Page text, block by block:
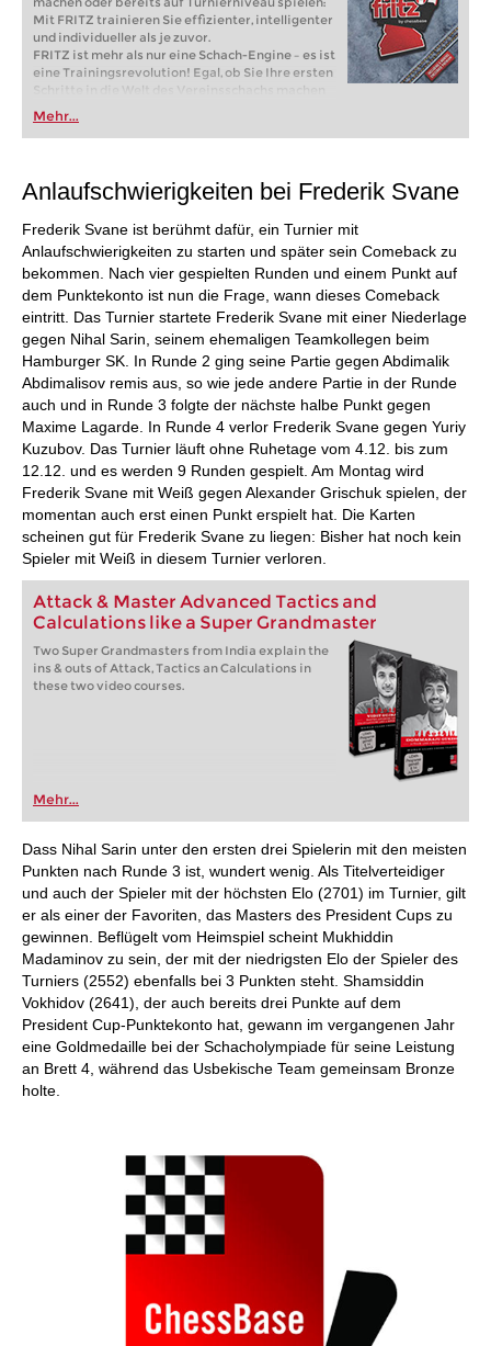
Mit FRITZ trainieren Sie effizienter, intelligenter
und individueller als je zuvor.
FRITZ ist mehr als nur eine Schach-Engine – es ist
eine Trainingsrevolution! Egal, ob Sie Ihre ersten
Schritte in die Welt des Vereinsschachs machen
oder bereits auf Turnierniveau spielen: Mit
FRITZ trainieren Sie effizienter, intelligenter und
individueller als je zuvor.
Mehr...
Anlaufschwierigkeiten bei Frederik Svane
Frederik Svane ist berühmt dafür, ein Turnier mit
Anlaufschwierigkeiten zu starten und später sein Comeback zu
bekommen. Nach vier gespielten Runden und einem Punkt auf
dem Punktekonto ist nun die Frage, wann dieses Comeback
eintritt. Das Turnier startete Frederik Svane mit einer Niederlage
gegen Nihal Sarin, seinem ehemaligen Teamkollegen beim
Hamburger SK. In Runde 2 ging seine Partie gegen Abdimalik
Abdimalisov remis aus, so wie jede andere Partie in der Runde
auch und in Runde 3 folgte der nächste halbe Punkt gegen
Maxime Lagarde. In Runde 4 verlor Frederik Svane gegen Yuriy
Kuzubov. Das Turnier läuft ohne Ruhetage vom 4.12. bis zum
12.12. und es werden 9 Runden gespielt. Am Montag wird
Frederik Svane mit Weiß gegen Alexander Grischuk spielen, der
momentan auch erst einen Punkt erspielt hat. Die Karten
scheinen gut für Frederik Svane zu liegen: Bisher hat noch kein
Spieler mit Weiß in diesem Turnier verloren.
Attack & Master Advanced Tactics and
Calculations like a Super Grandmaster
Two Super Grandmasters from India explain the
ins & outs of Attack, Tactics an Calculations in
these two video courses.
Mehr...
Dass Nihal Sarin unter den ersten drei Spielerin mit den meisten
Punkten nach Runde 3 ist, wundert wenig. Als Titelverteidiger
und auch der Spieler mit der höchsten Elo (2701) im Turnier, gilt
er als einer der Favoriten, das Masters des President Cups zu
gewinnen. Beflügelt vom Heimspiel scheint Mukhiddin
Madaminov zu sein, der mit der niedrigsten Elo der Spieler des
Turniers (2552) ebenfalls bei 3 Punkten steht. Shamsiddin
Vokhidov (2641), der auch bereits drei Punkte auf dem
President Cup-Punktekonto hat, gewann im vergangenen Jahr
eine Goldmedaille bei der Schacholympiade für seine Leistung
an Brett 4, während das Usbekische Team gemeinsam Bronze
holte.